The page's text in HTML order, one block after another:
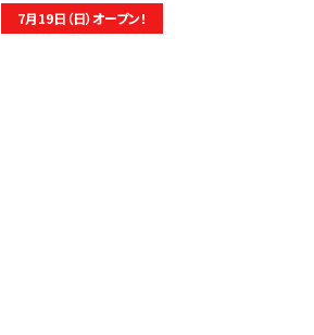
7月19日（日）オープン！